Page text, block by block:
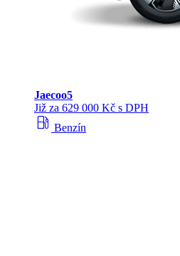
Jaecoo5
Již za 629 000 Kč s DPH
local_gas_station Benzín